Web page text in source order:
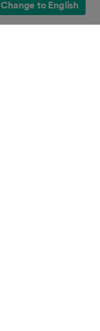
Change to English